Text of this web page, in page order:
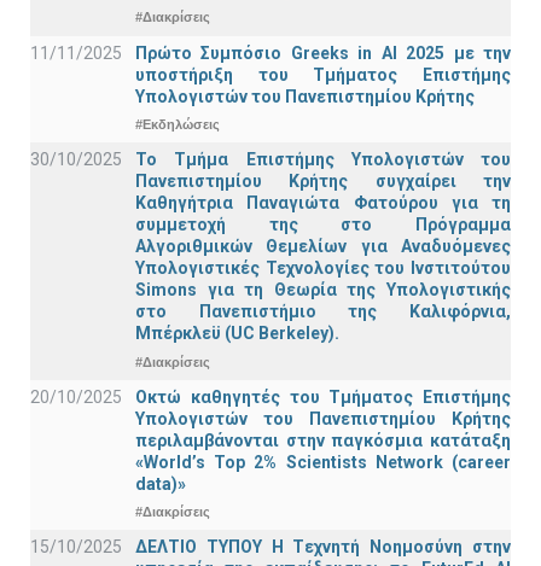
#Διακρίσεις
11/11/2025
Πρώτο Συμπόσιο Greeks in AI 2025 με την
υποστήριξη του Τμήματος Επιστήμης
Υπολογιστών του Πανεπιστημίου Κρήτης
#Εκδηλώσεις
30/10/2025
Το Τμήμα Επιστήμης Υπολογιστών του
Πανεπιστημίου Κρήτης συγχαίρει την
Καθηγήτρια Παναγιώτα Φατούρου για τη
συμμετοχή της στο Πρόγραμμα
Αλγοριθμικών Θεμελίων για Αναδυόμενες
Υπολογιστικές Τεχνολογίες του Ινστιτούτου
Simons για τη Θεωρία της Υπολογιστικής
στο Πανεπιστήμιο της Καλιφόρνια,
Μπέρκλεϋ (UC Berkeley).
#Διακρίσεις
20/10/2025
Οκτώ καθηγητές του Τμήματος Επιστήμης
Υπολογιστών του Πανεπιστημίου Κρήτης
περιλαμβάνονται στην παγκόσμια κατάταξη
«World’s Top 2% Scientists Network (career
data)»
#Διακρίσεις
15/10/2025
ΔΕΛΤΙΟ ΤΥΠΟΥ H Tεχνητή Νοημοσύνη στην